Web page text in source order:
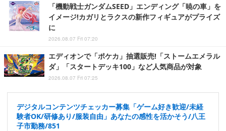
「機動戦士ガンダムSEED」エンディング「暁の車」を
イメージ!カガリとラクスの新作フィギュアがプライズ
に
2026.08.07 Fri 07:20
エディオンで「ポケカ」抽選販売!「ストームエメラル
ダ」「スタートデッキ100」など人気商品が対象
2026.08.07 Fri 07:25
デジタルコンテンツチェッカー募集「ゲーム好き歓迎/未経
験者OK/研修あり/服装自由」あなたの感性を活かそう/八王
子市勤務/851